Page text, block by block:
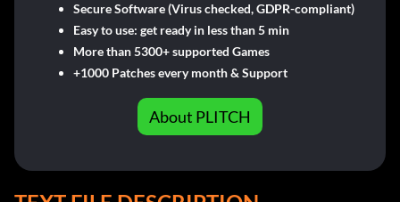
Secure Software (Virus checked, GDPR-compliant)
Easy to use: get ready in less than 5 min
More than 5300+ supported Games
+1000 Patches every month & Support
About PLITCH